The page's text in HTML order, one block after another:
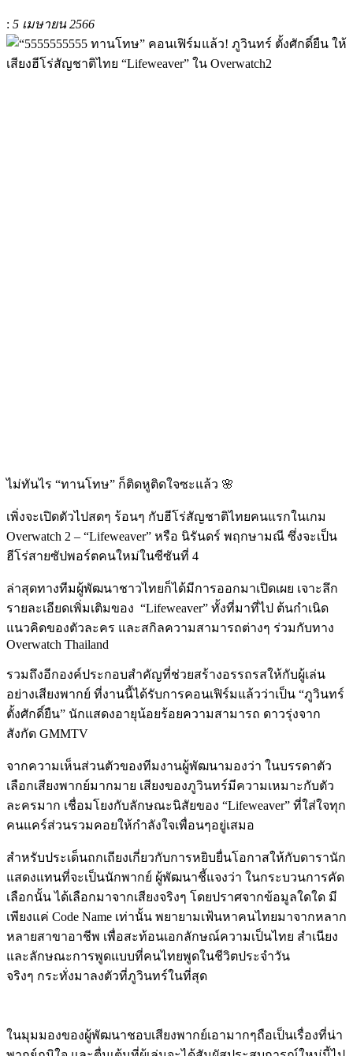
: 5 เมษายน 2566
ไม่ทันไร “ทานโทษ” ก็ติดหูติดใจซะแล้ว 🌸
เพิ่งจะเปิดตัวไปสดๆ ร้อนๆ กับฮีโร่สัญชาติไทยคนแรกในเกม
Overwatch 2 – “Lifeweaver” หรือ นิรันดร์ พฤกษามณี ซึ่งจะเป็น
ฮีโร่สายซัปพอร์ตคนใหม่ในซีซันที่ 4
ล่าสุดทางทีมผู้พัฒนาชาวไทยก็ได้มีการออกมาเปิดเผย เจาะลึก
รายละเอียดเพิ่มเติมของ “Lifeweaver” ทั้งที่มาที่ไป ต้นกำเนิด
แนวคิดของตัวละคร และสกิลความสามารถต่างๆ ร่วมกับทาง
Overwatch Thailand
รวมถึงอีกองค์ประกอบสำคัญที่ช่วยสร้างอรรถรสให้กับผู้เล่น
อย่างเสียงพากย์ ที่งานนี้ได้รับการคอนเฟิร์มแล้วว่าเป็น “ภูวินทร์
ตั้งศักดิ์ยืน” นักแสดงอายุน้อยร้อยความสามารถ ดาวรุ่งจาก
สังกัด GMMTV
จากความเห็นส่วนตัวของทีมงานผู้พัฒนามองว่า ในบรรดาตัว
เลือกเสียงพากย์มากมาย เสียงของภูวินทร์มีความเหมาะกับตัว
ละครมาก เชื่อมโยงกับลักษณะนิสัยของ “Lifeweaver” ที่ใส่ใจทุก
คนแคร์ส่วนรวมคอยให้กำลังใจเพื่อนๆอยู่เสมอ
สำหรับประเด็นถกเถียงเกี่ยวกับการหยิบยื่นโอกาสให้กับดารานัก
แสดงแทนที่จะเป็นนักพากย์ ผู้พัฒนาชี้แจงว่า ในกระบวนการคัด
เลือกนั้น ได้เลือกมาจากเสียงจริงๆ โดยปราศจากข้อมูลใดใด มี
เพียงแค่ Code Name เท่านั้น พยายามเฟ้นหาคนไทยมาจากหลาก
หลายสาขาอาชีพ เพื่อสะท้อนเอกลักษณ์ความเป็นไทย สำเนียง
และลักษณะการพูดแบบที่คนไทยพูดในชีวิตประจำวัน
จริงๆ กระทั่งมาลงตัวที่ภูวินทร์ในที่สุด
ในมุมมองของผู้พัฒนาชอบเสียงพากย์เอามากๆถือเป็นเรื่องที่น่า